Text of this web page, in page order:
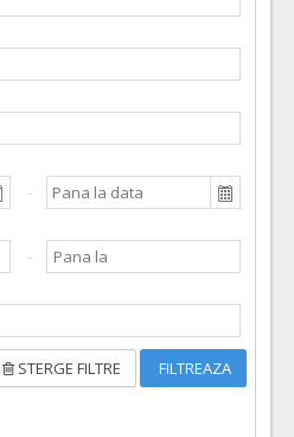
STERGE FILTRE FILTREAZA